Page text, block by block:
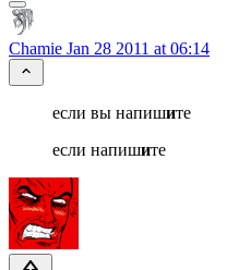
Chamie Jan 28 2011 at 06:14
если вы напишите
если напишите